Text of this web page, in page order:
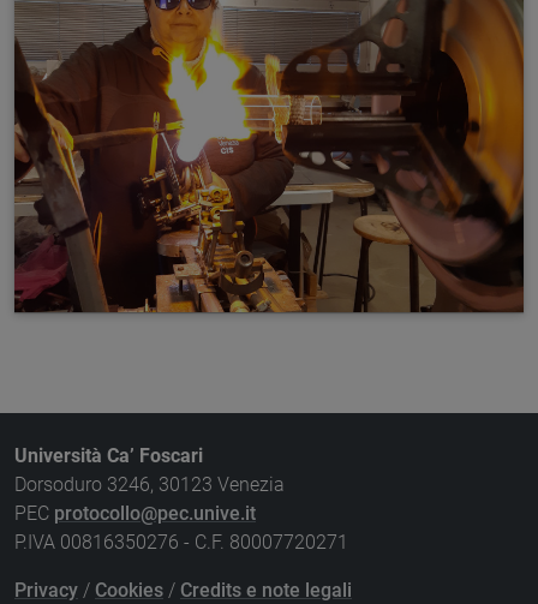
Università Ca’ Foscari
Dorsoduro 3246, 30123 Venezia
PEC protocollo@pec.unive.it
P.IVA 00816350276 - C.F. 80007720271
Privacy / Cookies / Credits e note legali